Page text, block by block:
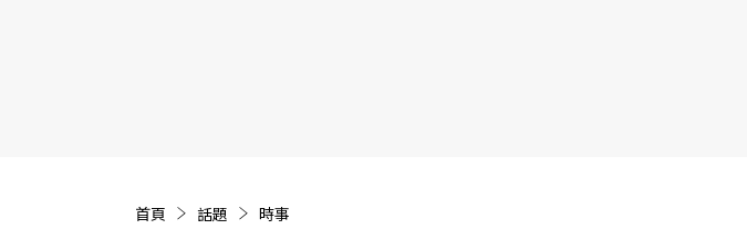
首頁 話題 時事